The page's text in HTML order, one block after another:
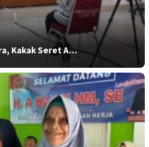
Kakak Seret A…